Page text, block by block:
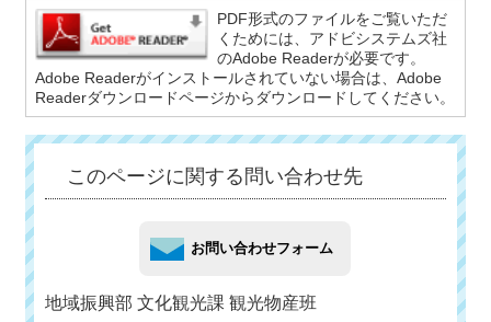
PDF形式のファイルをご覧いただ
くためには、アドビシステムズ社
のAdobe Readerが必要です。
Adobe Readerがインストールされていない場合は、Adobe
Readerダウンロードページからダウンロードしてください。
このページに関する問い合わせ先
地域振興部 文化観光課 観光物産班